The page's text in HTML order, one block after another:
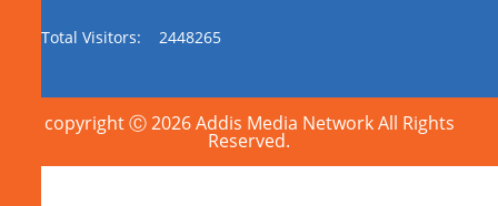
Total Visitors: 2448265
copyright Ⓒ 2026 Addis Media Network All Rights
Reserved.